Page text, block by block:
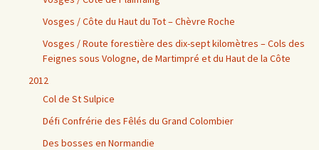
Vosges / Côte du Haut du Tot – Chèvre Roche
Vosges / Route forestière des dix-sept kilomètres – Cols des
Feignes sous Vologne, de Martimpré et du Haut de la Côte
2012
Col de St Sulpice
Défi Confrérie des Fêlés du Grand Colombier
Des bosses en Normandie